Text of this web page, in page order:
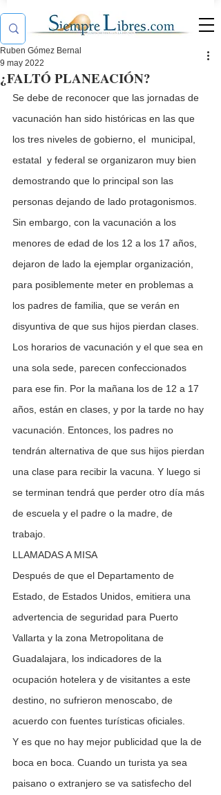
¿FALTÓ PLANEACIÓN?
Ruben Gómez Bernal
9 may 2022
Se debe de reconocer que las jornadas de
vacunación han sido históricas en las que
los tres niveles de gobierno, el  municipal,
estatal  y federal se organizaron muy bien
demostrando que lo principal son las
personas dejando de lado protagonismos.
Sin embargo, con la vacunación a los
menores de edad de los 12 a los 17 años,
dejaron de lado la ejemplar organización,
para posiblemente meter en problemas a
los padres de familia, que se verán en
disyuntiva de que sus hijos pierdan clases.
Los horarios de vacunación y el que sea en
una sola sede, parecen confeccionados
para ese fin. Por la mañana los de 12 a 17
años, están en clases, y por la tarde no hay
vacunación. Entonces, los padres no
tendrán alternativa de que sus hijos pierdan
una clase para recibir la vacuna. Y luego si
se terminan tendrá que perder otro día más
de escuela y el padre o la madre, de
trabajo.
LLAMADAS A MISA
Después de que el Departamento de
Estado, de Estados Unidos, emitiera una
advertencia de seguridad para Puerto
Vallarta y la zona Metropolitana de
Guadalajara, los indicadores de la
ocupación hotelera y de visitantes a este
destino, no sufrieron menoscabo, de
acuerdo con fuentes turísticas oficiales.
Y es que no hay mejor publicidad que la de
boca en boca. Cuando un turista ya sea
paisano o extranjero se va satisfecho del